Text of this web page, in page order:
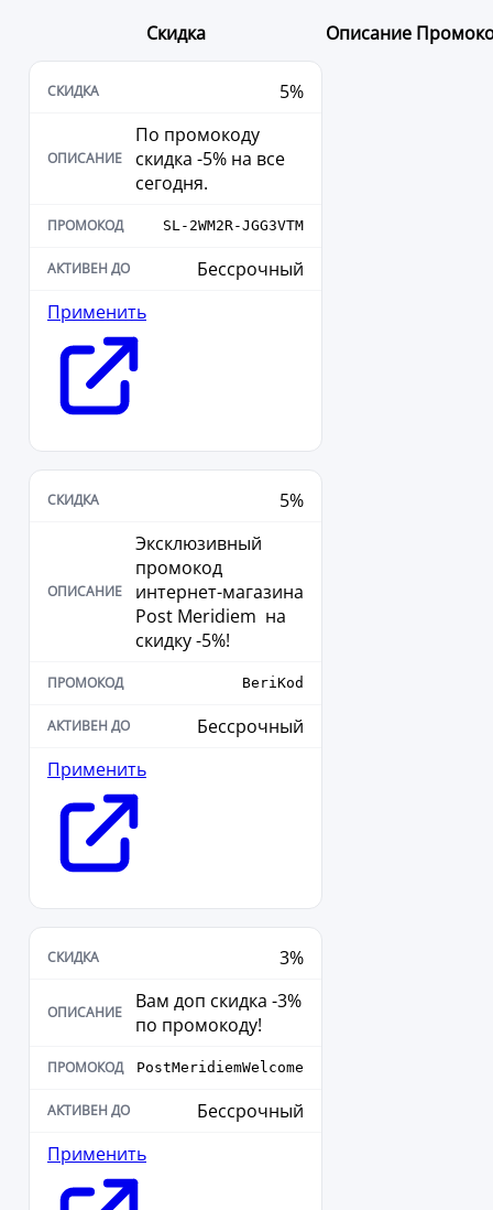
Скидка Описание
5%
По промокоду
скидка -5% на все
сегодня.
SL-2WM2R-JGG3VTM
Бессрочный
Применить
5%
Эксклюзивный
промокод
интернет-магазина
Post Meridiem ​​​​​​​ на
скидку -5%!
BeriKod
Бессрочный
Применить
3%
Вам доп скидка -3%
по промокоду!
PostMeridiemWelcome
Бессрочный
Применить